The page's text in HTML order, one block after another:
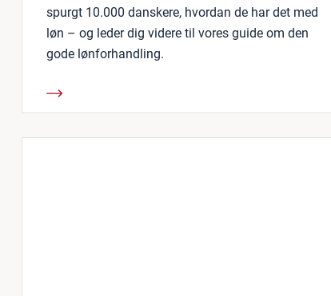
spurgt 10.000 danskere, hvordan de har det med
løn – og leder dig videre til vores guide om den
gode lønforhandling.